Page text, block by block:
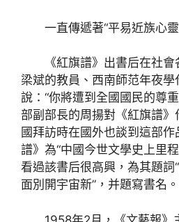
一直傳遞著“平易近族心
《紅旗譜》出書后在社
梁斌的教員、西南師范年夜
說：“你將遭到全國國民的尊
部副部長的周揚對《紅旗譜
國拜訪時在國外也談到這部
譜》為“中國今世文學史上里
看過該書后很高興，為其題詞
面別開宇宙新”，并題寫書名。